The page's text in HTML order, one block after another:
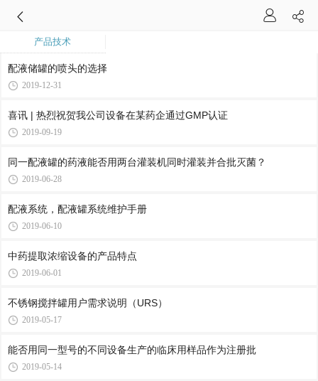
产品技术
配液储罐的喷头的选择
2019-12-31
喜讯 | 热烈祝贺我公司设备在某药企通过GMP认证
2019-09-19
同一配液罐的药液能否用两台灌装机同时灌装并合批灭菌？
2019-06-28
配液系统，配液罐系统维护手册
2019-06-10
中药提取浓缩设备的产品特点
2019-06-01
不锈钢搅拌罐用户需求说明（URS）
2019-05-17
能否用同一型号的不同设备生产的临床用样品作为注册批
2019-05-14